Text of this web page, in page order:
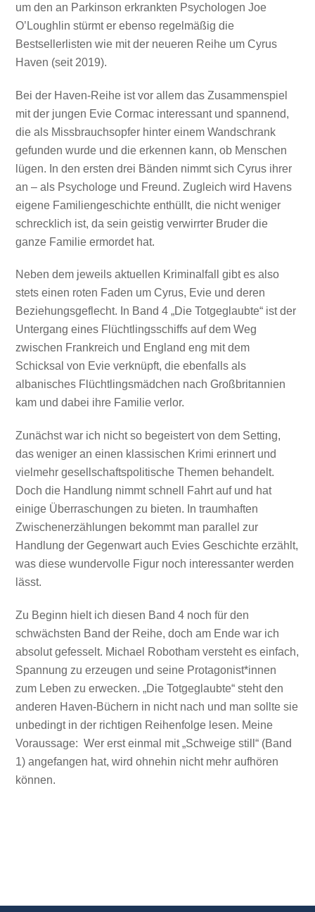
um den an Parkinson erkrankten Psychologen Joe
O’Loughlin stürmt er ebenso regelmäßig die
Bestsellerlisten wie mit der neueren Reihe um Cyrus
Haven (seit 2019).
Bei der Haven-Reihe ist vor allem das Zusammenspiel
mit der jungen Evie Cormac interessant und spannend,
die als Missbrauchsopfer hinter einem Wandschrank
gefunden wurde und die erkennen kann, ob Menschen
lügen. In den ersten drei Bänden nimmt sich Cyrus ihrer
an – als Psychologe und Freund. Zugleich wird Havens
eigene Familiengeschichte enthüllt, die nicht weniger
schrecklich ist, da sein geistig verwirrter Bruder die
ganze Familie ermordet hat.
Neben dem jeweils aktuellen Kriminalfall gibt es also
stets einen roten Faden um Cyrus, Evie und deren
Beziehungsgeflecht. In Band 4 „Die Totgeglaubte“ ist der
Untergang eines Flüchtlingsschiffs auf dem Weg
zwischen Frankreich und England eng mit dem
Schicksal von Evie verknüpft, die ebenfalls als
albanisches Flüchtlingsmädchen nach Großbritannien
kam und dabei ihre Familie verlor.
Zunächst war ich nicht so begeistert von dem Setting,
das weniger an einen klassischen Krimi erinnert und
vielmehr gesellschaftspolitische Themen behandelt.
Doch die Handlung nimmt schnell Fahrt auf und hat
einige Überraschungen zu bieten. In traumhaften
Zwischenerzählungen bekommt man parallel zur
Handlung der Gegenwart auch Evies Geschichte erzählt,
was diese wundervolle Figur noch interessanter werden
lässt.
Zu Beginn hielt ich diesen Band 4 noch für den
schwächsten Band der Reihe, doch am Ende war ich
absolut gefesselt. Michael Robotham versteht es einfach,
Spannung zu erzeugen und seine Protagonist*innen
zum Leben zu erwecken. „Die Totgeglaubte“ steht den
anderen Haven-Büchern in nicht nach und man sollte sie
unbedingt in der richtigen Reihenfolge lesen. Meine
Voraussage: Wer erst einmal mit „Schweige still“ (Band
1) angefangen hat, wird ohnehin nicht mehr aufhören
können.